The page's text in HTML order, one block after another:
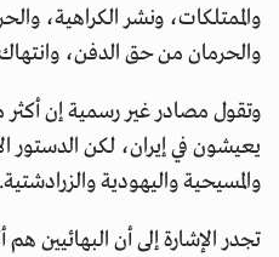
والممتلكات، ونشر الكراهية،
والحرمان من حق الدفن،
يعيشون في إيران، لكن الدستور
والمسيحية واليهودية والزرادشتية.
تجدر الإشارة إلى أن البهائيين هم